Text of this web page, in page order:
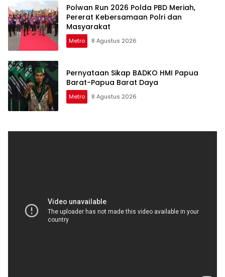
Polwan Run 2026 Polda PBD Meriah,
Pererat Kebersamaan Polri dan
Masyarakat
Metro 8 Agustus 2026
Pernyataan Sikap BADKO HMI Papua
Barat-Papua Barat Daya
Metro 8 Agustus 2026